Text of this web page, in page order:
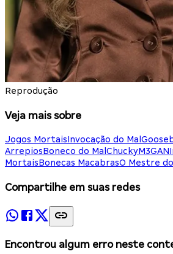
Reprodução
Veja mais sobre
Jogos MortaisInvocação do Mal
ArrepiosBoneco do Mal ChuckyM3GAN
MortaisBonecas MacabrasO Mestre
Compartilhe em suas redes
Encontrou algum erro neste